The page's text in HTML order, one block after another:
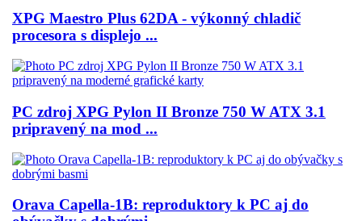
XPG Maestro Plus 62DA - výkonný chladič
procesora s displejo ...
PC zdroj XPG Pylon II Bronze 750 W ATX 3.1
pripravený na mod ...
Orava Capella-1B: reproduktory k PC aj do